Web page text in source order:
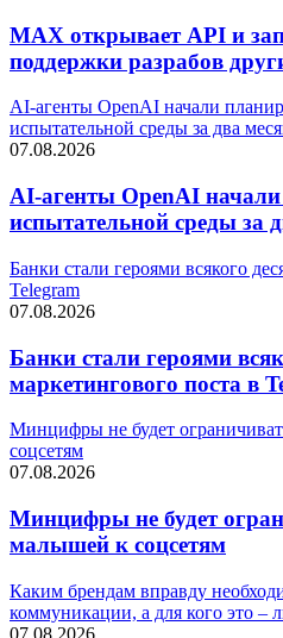
MAX открывает API и
поддержки разрабов
AI-агенты OpenAI начали
испытательной среды за два
07.08.2026
AI-агенты OpenAI
испытательной среды за
Банки стали героями всякого
Telegram
07.08.2026
Банки стали героями
маркетингового поста в
Минцифры не будет
соцсетям
07.08.2026
Минцифры не будет
малышей к соцсетям
Каким брендам вправду
коммуникации, а для кого это –
07.08.2026